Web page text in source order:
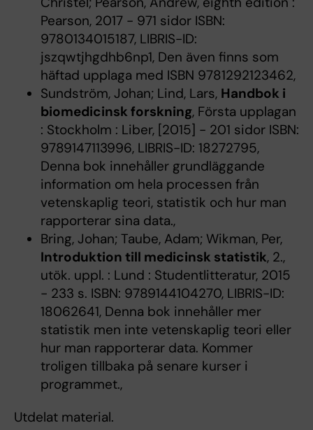
Pearson, 2017 - 971 sidor ISBN:
9780134015187, LIBRIS-ID:
jszqwtjhgdhb6np1, Den även finns som
häftad upplaga med ISBN 9781292123462,
Sundström, Johan; Lind, Lars, Handbok i
biomedicinsk forskning, Första upplagan
: Stockholm : Liber, [2015] - 201 sidor ISBN:
9789147113996, LIBRIS-ID: 18272795,
Denna bok innehåller grundläggande
information om hela processen från
vetenskaplig teori, statistik och hur man
rapporterar sina data.,
Bring, Johan; Taube, Adam; Wikman, Per,
Introduktion till medicinsk statistik, 2.,
utök. uppl. : Lund : Studentlitteratur, 2015
- 233 s. ISBN: 9789144104270, LIBRIS-ID:
18062641, Denna bok innehåller mer
statistik men inte vetenskaplig teori eller
hur man rapporterar data. Kommer
troligen tillbaka på senare kurser i
programmet.,
Utdelat material.